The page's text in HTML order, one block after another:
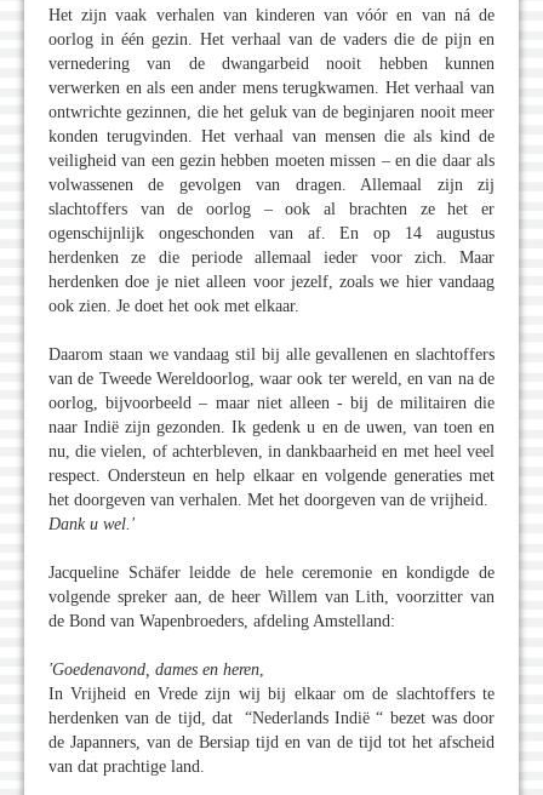
Het zijn vaak verhalen van kinderen van vóór en van ná de
oorlog in één gezin. Het verhaal van de vaders die de pijn en
vernedering van de dwangarbeid nooit hebben kunnen
verwerken en als een ander mens terugkwamen. Het verhaal van
ontwrichte gezinnen, die het geluk van de beginjaren nooit meer
konden terugvinden. Het verhaal van mensen die als kind de
veiligheid van een gezin hebben moeten missen – en die daar als
volwassenen de gevolgen van dragen. Allemaal zijn zij
slachtoffers van de oorlog – ook al brachten ze het er
ogenschijnlijk ongeschonden van af. En op 14 augustus
herdenken ze die periode allemaal ieder voor zich. Maar
herdenken doe je niet alleen voor jezelf, zoals we hier vandaag
ook zien. Je doet het ook met elkaar.
Daarom staan we vandaag stil bij alle gevallenen en slachtoffers
van de Tweede Wereldoorlog, waar ook ter wereld, en van na de
oorlog, bijvoorbeeld – maar niet alleen - bij de militairen die
naar Indië zijn gezonden. Ik gedenk u en de uwen, van toen en
nu, die vielen, of achterbleven, in dankbaarheid en met heel veel
respect. Ondersteun en help elkaar en volgende generaties met
het doorgeven van verhalen. Met het doorgeven van de vrijheid.
Dank u wel.'
Jacqueline Schäfer leidde de hele ceremonie en kondigde de
volgende spreker aan, de heer Willem van Lith, voorzitter van
de Bond van Wapenbroeders, afdeling Amstelland:
'Goedenavond, dames en heren,
In Vrijheid en Vrede zijn wij bij elkaar om de slachtoffers te
herdenken van de tijd, dat “Nederlands Indië “ bezet was door
de Japanners, van de Bersiap tijd en van de tijd tot het afscheid
van dat prachtige land.